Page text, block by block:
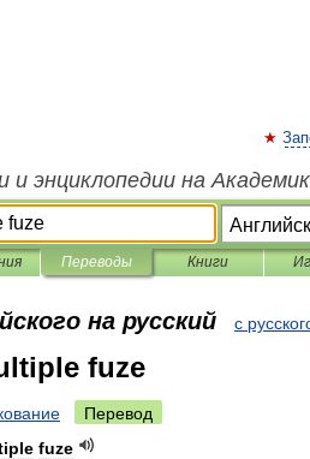
и энциклопедии на
Переводы Книги
на русский с
fuze
Перевод
fuze